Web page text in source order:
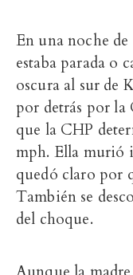
En una noche
estaba parada o
oscura al sur de
por detrás por
que la CHP
mph. Ella murió
quedó claro por
También se
del choque.